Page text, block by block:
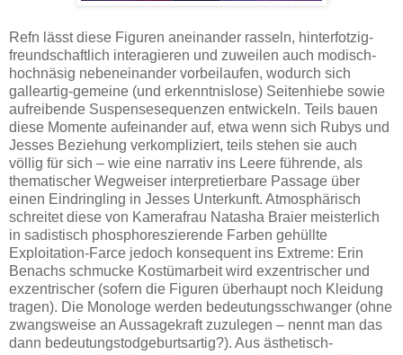
Refn lässt diese Figuren aneinander rasseln, hinterfotzig-
freundschaftlich interagieren und zuweilen auch modisch-
hochnäsig nebeneinander vorbeilaufen, wodurch sich
galleartig-gemeine (und erkenntnislose) Seitenhiebe sowie
aufreibende Suspensesequenzen entwickeln. Teils bauen
diese Momente aufeinander auf, etwa wenn sich Rubys und
Jesses Beziehung verkompliziert, teils stehen sie auch
völlig für sich – wie eine narrativ ins Leere führende, als
thematischer Wegweiser interpretierbare Passage über
einen Eindringling in Jesses Unterkunft. Atmosphärisch
schreitet diese von Kamerafrau Natasha Braier meisterlich
in sadistisch phosphoreszierende Farben gehüllte
Exploitation-Farce jedoch konsequent ins Extreme: Erin
Benachs schmucke Kostümarbeit wird exzentrischer und
exzentrischer (sofern die Figuren überhaupt noch Kleidung
tragen). Die Monologe werden bedeutungsschwanger (ohne
zwangsweise an Aussagekraft zuzulegen – nennt man das
dann bedeutungstodgeburtsartig?). Aus ästhetisch-